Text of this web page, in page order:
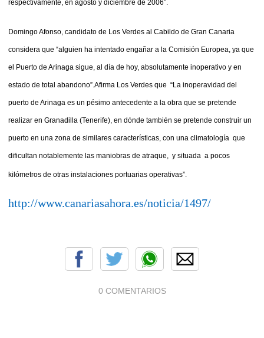
respectivamente, en agosto y diciembre de 2006”.
Domingo Afonso, candidato de Los Verdes al Cabildo de Gran Canaria
considera que “alguien ha intentado engañar a la Comisión Europea, ya que
el Puerto de Arinaga sigue, al día de hoy, absolutamente inoperativo y en
estado de total abandono”.Afirma Los Verdes que “La inoperavidad del
puerto de Arinaga es un pésimo antecedente a la obra que se pretende
realizar en Granadilla (Tenerife), en dónde también se pretende construir un
puerto en una zona de similares características, con una climatología que
dificultan notablemente las maniobras de atraque, y situada a pocos
kilómetros de otras instalaciones portuarias operativas”.
http://www.canariasahora.es/noticia/1497/
0 COMENTARIOS